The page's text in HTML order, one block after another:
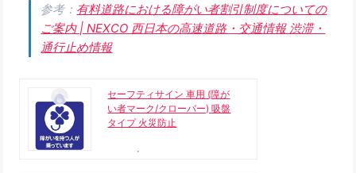
参考： 有料道路における障がい者割引制度についての
ご案内 | NEXCO 西日本の高速道路・交通情報 渋滞・
通行止め情報
セーフティサイン 車用 (障が
い者マーク/クローバー) 吸盤
タイプ 火災防止